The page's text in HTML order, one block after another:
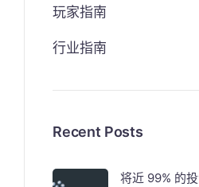
玩家指南
行业指南
Recent Posts
将近 99% 的